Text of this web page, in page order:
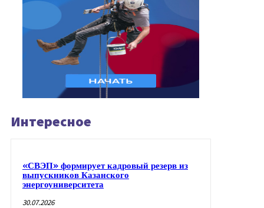
Интересное
«СВЭП» формирует кадровый резерв из
выпускников Казанского
энергоуниверситета
30.07.2026